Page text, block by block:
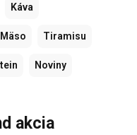
Káva
Mäso Tiramisu
Noviny
akcia